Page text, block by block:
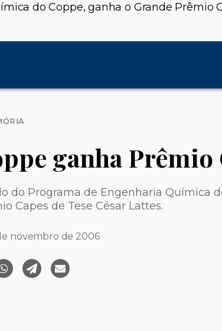
do Coppe, ganha o Grande Prêmio
Categorias
ganha Prêmio
do Programa de Engenharia Química
Capes de Tese César Lattes.
novembro de 2006